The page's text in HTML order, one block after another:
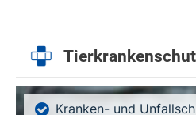
Kranken- und